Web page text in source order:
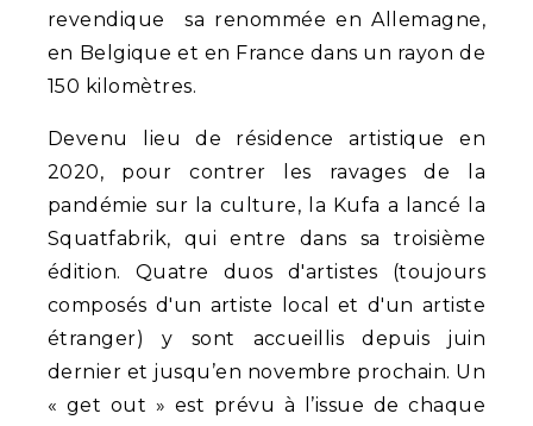
revendique sa renommée en Allemagne,
en Belgique et en France dans un rayon de
150 kilomètres.
Devenu lieu de résidence artistique en
2020, pour contrer les ravages de la
pandémie sur la culture, la Kufa a lancé la
Squatfabrik, qui entre dans sa troisième
édition. Quatre duos d'artistes (toujours
composés d'un artiste local et d'un artiste
étranger) y sont accueillis depuis juin
dernier et jusqu’en novembre prochain. Un
« get out » est prévu à l’issue de chaque